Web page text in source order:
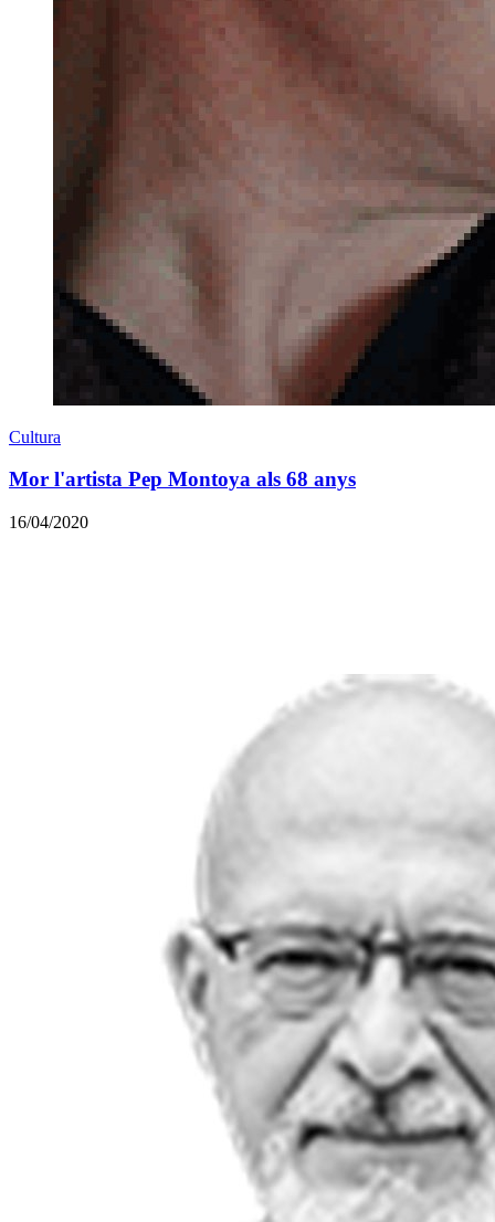
Cultura
Mor l'artista Pep Montoya als 68 anys
16/04/2020